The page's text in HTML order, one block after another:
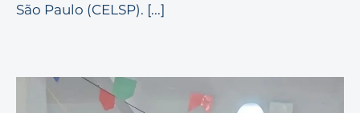
São Paulo (CELSP). [...]